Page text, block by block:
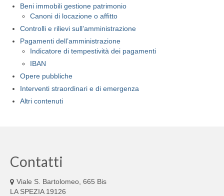
Beni immobili gestione patrimonio
Canoni di locazione o affitto
Controlli e rilievi sull’amministrazione
Pagamenti dell’amministrazione
Indicatore di tempestività dei pagamenti
IBAN
Opere pubbliche
Interventi straordinari e di emergenza
Altri contenuti
Contatti
Viale S. Bartolomeo, 665 Bis
LA SPEZIA 19126